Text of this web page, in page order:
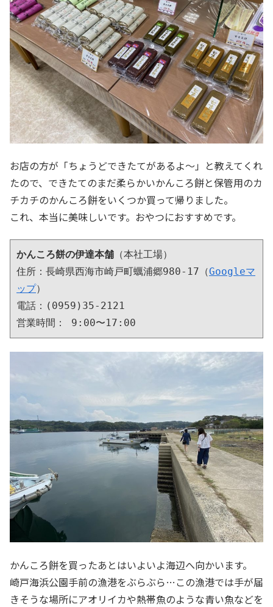
お店の方が「ちょうどできたてがあるよ～」と教えてくれ
たので、できたてのまだ柔らかいかんころ餅と保管用のカ
チカチのかんころ餅をいくつか買って帰りました。
これ、本当に美味しいです。おやつにおすすめです。
かんころ餅の伊達本舗 （本社工場）
住所：長崎県西海市崎戸町蠣浦郷980-17（Googleマ
ップ）
電話：(0959)35-2121
営業時間： 9:00〜17:00
かんころ餅を買ったあとはいよいよ海辺へ向かいます。
崎戸海浜公園手前の漁港をぶらぶら…この漁港では手が届
きそうな場所にアオリイカや熱帯魚のような青い魚などを